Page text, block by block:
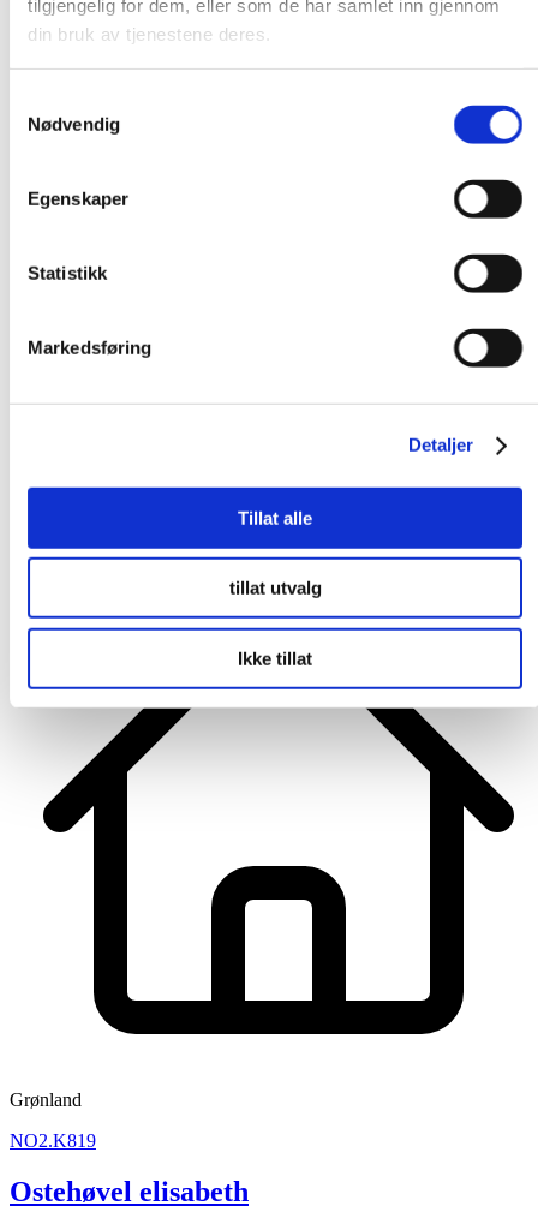
tilgjengelig for dem, eller som de har samlet inn gjennom
din bruk av tjenestene deres.
Nødvendig
Egenskaper
Statistikk
Markedsføring
Detaljer
Tillat alle
tillat utvalg
Ikke tillat
Grønland
NO2.K819
Ostehøvel elisabeth